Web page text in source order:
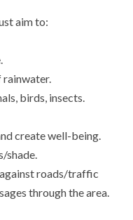
aim to:
birds, insects.
create well-being.
shade.
against roads/traffic
through the area.